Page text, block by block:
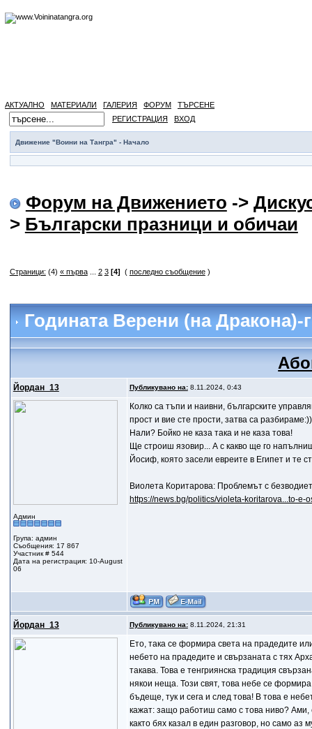
АКТУАЛНО МАТЕРИАЛИ ГАЛЕРИЯ ФОРУМ
ТЪРСЕНЕ
РЕГИСТРАЦИЯ
ВХОД
Движение "Воини на Тангра" - Начало
Форум на Движението ->
> Български празници и обичаи
Страници: (4) « първа... 2 3 [4] ( последно съобщение)
Годината Верени (на Дракона)-
Йордан_13 Публикувано на:8.11.2024, 0:43
Админ
Група: админ
Съобщения: 17 867
Участник # 544
Дата на регистрация: 10-August
06
Колко са тъпи и наивни, българските
прост и вие сте прости, затва са
Нали? Бойко не каза така и не каза това!
Ще строиш язовир... А с какво ще го
Йосиф, която засели евреите в Египет и те
Виолета Коритарова: Проблемът с
https://news.bg/politics/violeta-koritarova...to-e-
Йордан_13 Публикувано на:8.11.2024, 21:31
Ето, така се формира света на прадедите
небето на прадедите и свързаната с тях
такава. Това е тенгриянска традиция
някои неща. Този свят, това небе се
бъдеще, тук и сега и след това! В това е
кажат: защо работиш само с това ниво? Ами,
както бях казал в един разговор, но само аз